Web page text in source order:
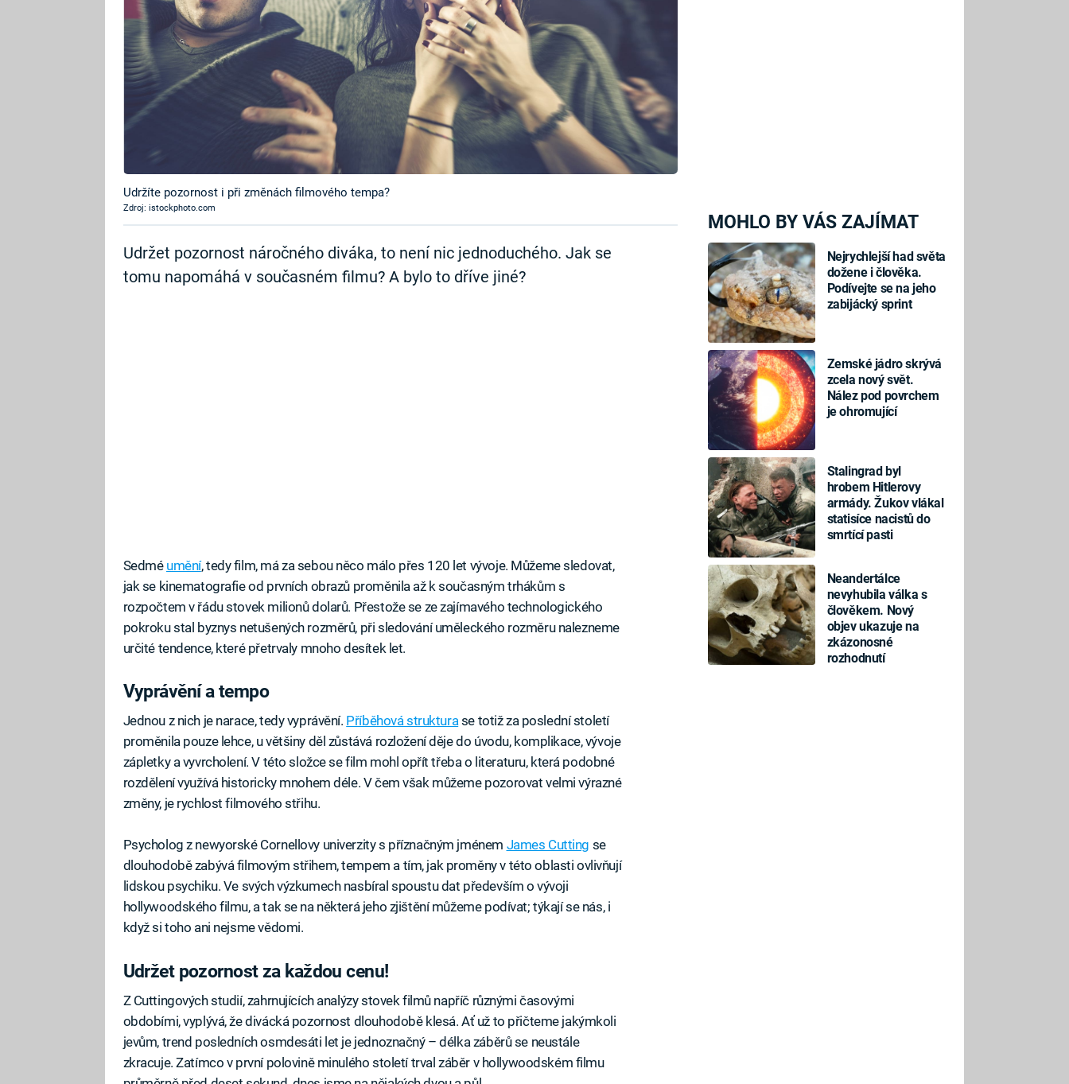
MOHLO BY VÁS ZAJÍMAT
Nejrychlejší had světa
dožene i člověka.
Podívejte se na jeho
zabijácký sprint
Zemské jádro skrývá
zcela nový svět.
Nález pod povrchem
je ohromující
Stalingrad byl
hrobem Hitlerovy
armády. Žukov vlákal
statisíce nacistů do
smrtící pasti
Neandertálce
nevyhubila válka s
člověkem. Nový
objev ukazuje na
zkázonosné
rozhodnutí
Udržíte pozornost i při změnách filmového tempa?
Zdroj: istockphoto.com
Udržet pozornost náročného diváka, to není nic jednoduchého. Jak se
tomu napomáhá v současném filmu? A bylo to dříve jiné?
Sedmé umění, tedy film, má za sebou něco málo přes 120 let vývoje. Můžeme sledovat,
jak se kinematografie od prvních obrazů proměnila až k současným trhákům s
rozpočtem v řádu stovek milionů dolarů. Přestože se ze zajímavého technologického
pokroku stal byznys netušených rozměrů, při sledování uměleckého rozměru nalezneme
určité tendence, které přetrvaly mnoho desítek let.
Vyprávění a tempo
Jednou z nich je narace, tedy vyprávění. Příběhová strukturase totiž za poslední století
proměnila pouze lehce, u většiny děl zůstává rozložení děje do úvodu, komplikace, vývoje
zápletky a vyvrcholení. V této složce se film mohl opřít třeba o literaturu, která podobné
rozdělení využívá historicky mnohem déle. V čem však můžeme pozorovat velmi výrazné
změny, je rychlost filmového střihu.
Psycholog z newyorské Cornellovy univerzity s příznačným jménem James Cutting se
dlouhodobě zabývá filmovým střihem, tempem a tím, jak proměny v této oblasti ovlivňují
lidskou psychiku. Ve svých výzkumech nasbíral spoustu dat především o vývoji
hollywoodského filmu, a tak se na některá jeho zjištění můžeme podívat; týkají se nás, i
když si toho ani nejsme vědomi.
Udržet pozornost za každou cenu!
Z Cuttingových studií, zahrnujících analýzy stovek filmů napříč různými časovými
obdobími, vyplývá, že divácká pozornost dlouhodobě klesá. Ať už to přičteme jakýmkoli
jevům, trend posledních osmdesáti let je jednoznačný – délka záběrů se neustále
zkracuje. Zatímco v první polovině minulého století trval záběr v hollywoodském filmu